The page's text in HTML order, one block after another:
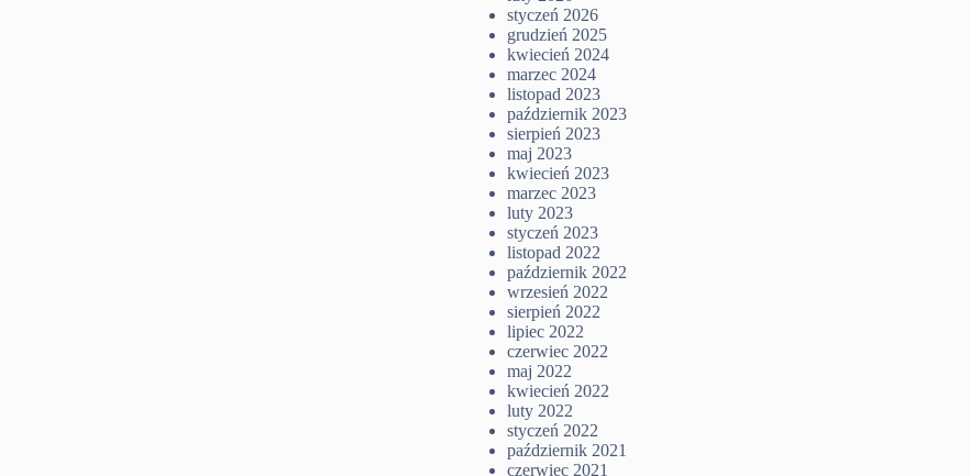
styczeń 2026
grudzień 2025
kwiecień 2024
marzec 2024
listopad 2023
październik 2023
sierpień 2023
maj 2023
kwiecień 2023
marzec 2023
luty 2023
styczeń 2023
listopad 2022
październik 2022
wrzesień 2022
sierpień 2022
lipiec 2022
czerwiec 2022
maj 2022
kwiecień 2022
luty 2022
styczeń 2022
październik 2021
czerwiec 2021